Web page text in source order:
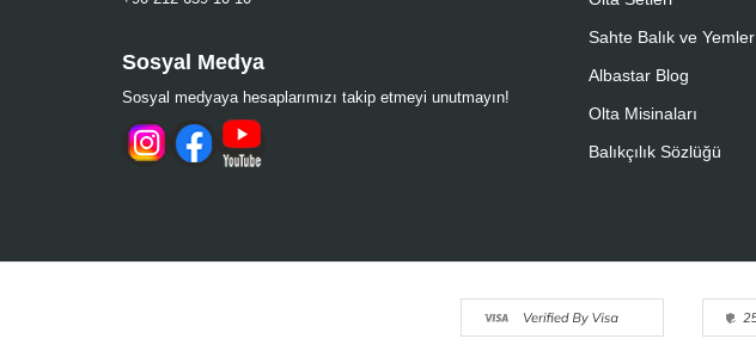
Sosyal Medya
Sosyal medyaya hesaplarımızı takip etmeyi unutmayın!
Sahte Balık ve Yemler
Albastar Blog
Olta Misinaları
Balıkçılık Sözlüğü